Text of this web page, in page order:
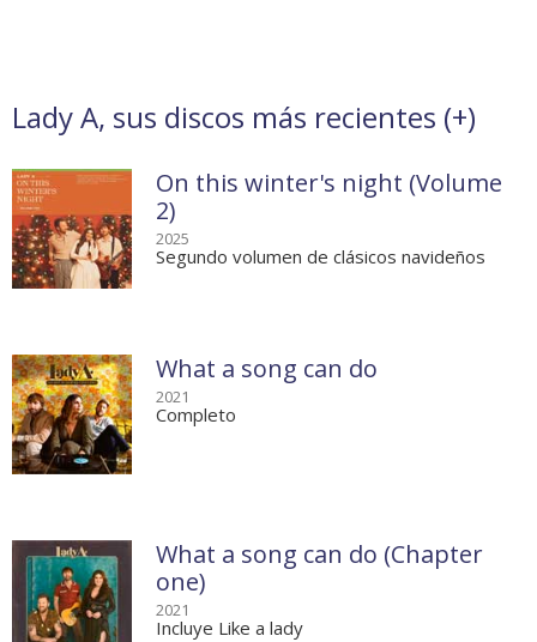
Lady A, sus discos más recientes (+)
On this winter's night (Volume
2)
2025
Segundo volumen de clásicos navideños
What a song can do
2021
Completo
What a song can do (Chapter
one)
2021
Incluye Like a lady